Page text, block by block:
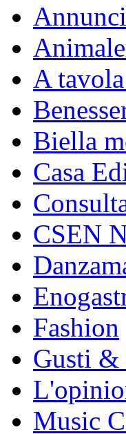
A
Biella
Casa
CSEN
Fashion
Gusti &
Music